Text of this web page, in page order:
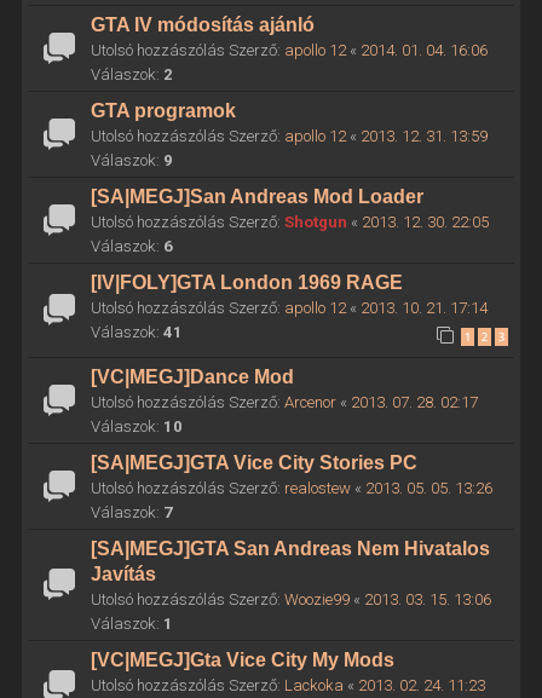
GTA IV módosítás ajánló
Utolsó hozzászólás Szerző: apollo 12« 2014. 01. 04. 16:06
Válaszok: 2
GTA programok
Utolsó hozzászólás Szerző: apollo 12« 2013. 12. 31. 13:59
Válaszok: 9
[SA|MEGJ]San Andreas Mod Loader
Utolsó hozzászólás Szerző: Shotgun « 2013. 12. 30. 22:05
Válaszok: 6
[IV|FOLY]GTA London 1969 RAGE
Utolsó hozzászólás Szerző: apollo 12« 2013. 10. 21. 17:14
Válaszok: 41 1 2 3
[VC|MEGJ]Dance Mod
Utolsó hozzászólás Szerző: Arcenor« 2013. 07. 28. 02:17
Válaszok: 10
[SA|MEGJ]GTA Vice City Stories PC
Utolsó hozzászólás Szerző: realostew« 2013. 05. 05. 13:26
Válaszok: 7
[SA|MEGJ]GTA San Andreas Nem Hivatalos
Javítás
Utolsó hozzászólás Szerző: Woozie99« 2013. 03. 15. 13:06
Válaszok: 1
[VC|MEGJ]Gta Vice City My Mods
Utolsó hozzászólás Szerző: Lackoka « 2013. 02. 24. 11:23